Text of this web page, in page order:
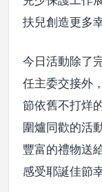
扶兒創造更多
今日活動除了
任主委交接外
節依舊不打烊
圍爐同歡的活
豐富的禮物送
感受耶誕佳節